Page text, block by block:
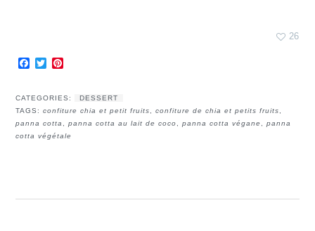
26
Facebook
Twitter
CATEGORIES:
DESSERT
TAGS:confiture chia et petit fruits,confiture de chia et petits fruits,
panna cotta ,panna cotta au lait de coco,panna cotta végane ,panna
cotta végétale